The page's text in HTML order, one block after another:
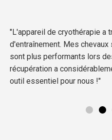
"L'appareil de cryothérapie a
d'entraînement. Mes
sont plus performants lors
récupération a
outil essentiel pour nous !"